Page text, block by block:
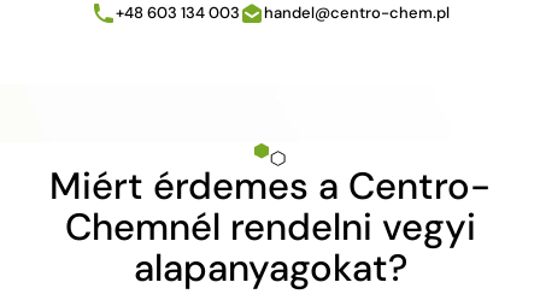
+48 603 134 003 handel@centro-chem.pl
Miért érdemes a Centro-
Chemnél rendelni vegyi
alapanyagokat?